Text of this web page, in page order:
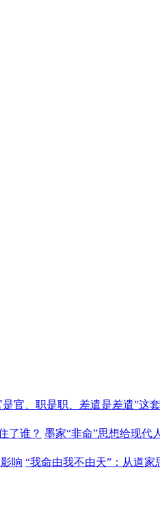
官、职是职、差遣是差遣”这
了谁？ 墨家“非命”思想给现代
响 “我命由我不由天”：从道